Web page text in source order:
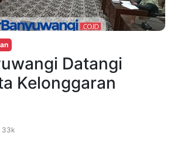
Datangi
Kelonggaran
33k